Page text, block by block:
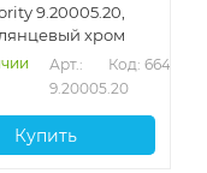
9.20005.20,
хром
Арт.:
9.20005.20
Код: 66431
Купить